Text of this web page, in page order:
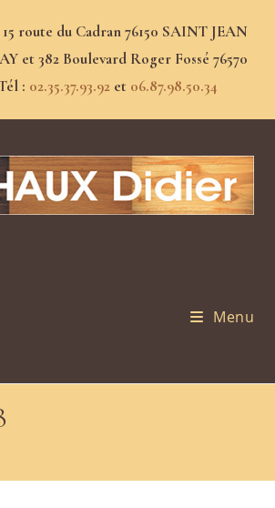
route du Cadran 76150 SAINT JEAN
et 382 Boulevard Roger Fossé 76570
: 02.35.37.93.92et 06.87.98.50.34
Menu